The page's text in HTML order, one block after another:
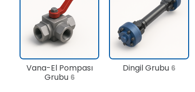
Vana-El Pompası
Grubu 6
Dingil Grubu 6